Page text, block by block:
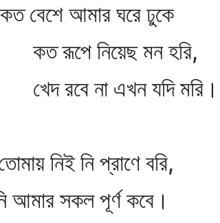
আমার ঘরে ঢুকে
নিয়েছ মন হরি,
না এখন যদি মরি।
নিই নি প্রাণে বরি,
সকল পূর্ণ কবে।